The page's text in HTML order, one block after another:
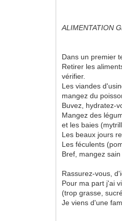
ALIMENTATION
Dans un premier
Retirer les
vérifier.
Les viandes
mangez du
Buvez, hydratez-
Mangez des
et les baies
Les beaux jours
Les féculents
Bref, mangez
Rassurez-vous,
Pour ma part j'ai
(trop grasse,
Je viens d'une